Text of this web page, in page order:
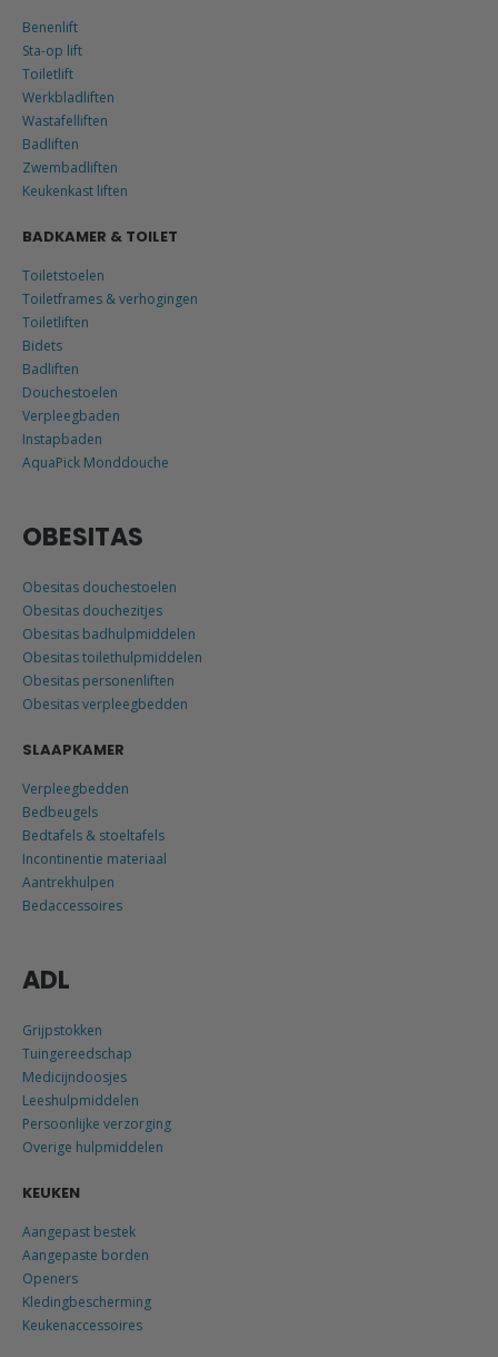
Benenlift
Sta-op lift
Toiletlift
Werkbladliften
Wastafelliften
Badliften
Zwembadliften
Keukenkast liften
BADKAMER & TOILET
Toiletstoelen
Toiletframes & verhogingen
Toiletliften
Bidets
Badliften
Douchestoelen
Verpleegbaden
Instapbaden
AquaPick Monddouche
OBESITAS
Obesitas douchestoelen
Obesitas douchezitjes
Obesitas badhulpmiddelen
Obesitas toilethulpmiddelen
Obesitas personenliften
Obesitas verpleegbedden
SLAAPKAMER
Verpleegbedden
Bedbeugels
Bedtafels & stoeltafels
Incontinentie materiaal
Aantrekhulpen
Bedaccessoires
ADL
Grijpstokken
Tuingereedschap
Medicijndoosjes
Leeshulpmiddelen
Persoonlijke verzorging
Overige hulpmiddelen
KEUKEN
Aangepast bestek
Aangepaste borden
Openers
Kledingbescherming
Keukenaccessoires